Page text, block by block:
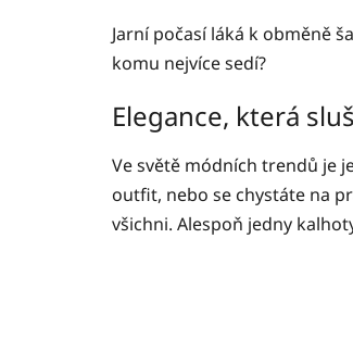
Jarní počasí láká k obměně
komu nejvíce sedí?
Elegance, která
Ve světě módních trendů je
outfit, nebo se chystáte na
všichni. Alespoň jedny